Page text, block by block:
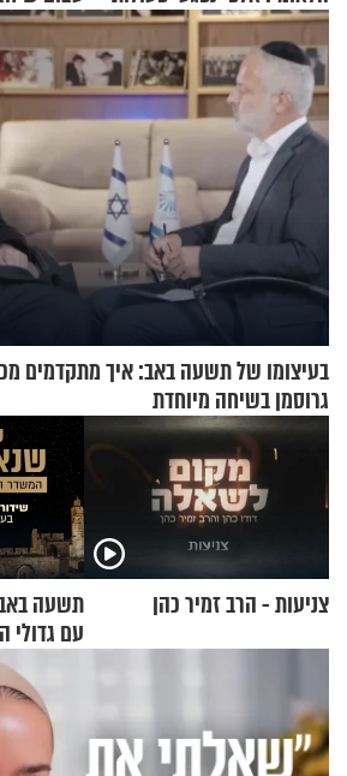
איבה קיבלו כספים במירמה
לשניים
בעיצומו של תשעה באב: איך מתקדמים
גרוסמן בשיחה מיוחדת
צניעות - הרב זמיר כהן
תשעה
עם גדולי